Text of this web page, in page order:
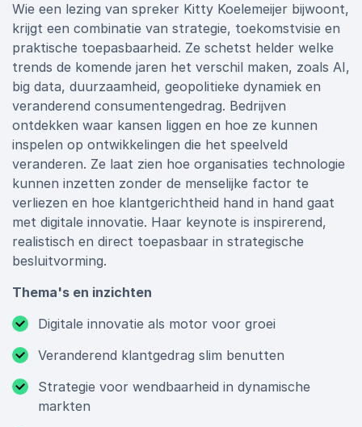
Wie een lezing van spreker Kitty Koelemeijer bijwoont,
krijgt een combinatie van strategie, toekomstvisie en
praktische toepasbaarheid. Ze schetst helder welke
trends de komende jaren het verschil maken, zoals AI,
big data, duurzaamheid, geopolitieke dynamiek en
veranderend consumentengedrag. Bedrijven
ontdekken waar kansen liggen en hoe ze kunnen
inspelen op ontwikkelingen die het speelveld
veranderen. Ze laat zien hoe organisaties technologie
kunnen inzetten zonder de menselijke factor te
verliezen en hoe klantgerichtheid hand in hand gaat
met digitale innovatie. Haar keynote is inspirerend,
realistisch en direct toepasbaar in strategische
besluitvorming.
Thema's en inzichten
Digitale innovatie als motor voor groei
Veranderend klantgedrag slim benutten
Strategie voor wendbaarheid in dynamische
markten